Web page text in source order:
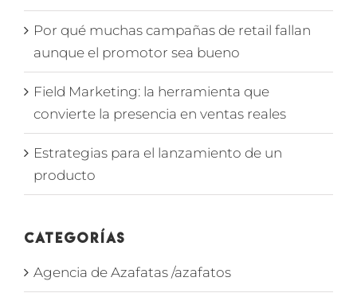
Por qué muchas campañas de retail fallan
aunque el promotor sea bueno
Field Marketing: la herramienta que
convierte la presencia en ventas reales
Estrategias para el lanzamiento de un
producto
Categorías
Agencia de Azafatas /azafatos